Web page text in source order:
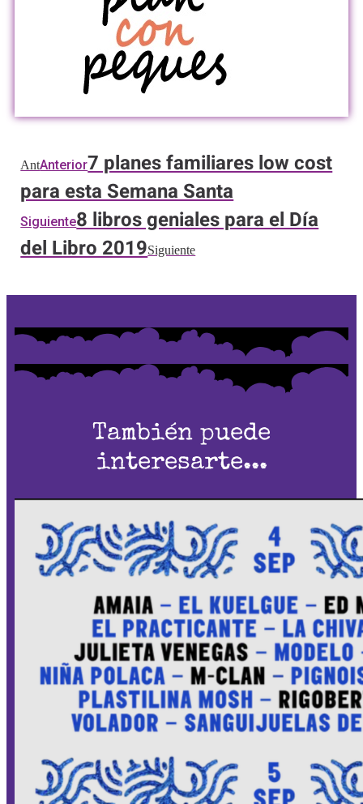
AntAnterior7 planes familiares low cost
para esta Semana Santa
Siguiente8 libros geniales para el Día
del Libro 2019Siguiente
También puede
interesarte...